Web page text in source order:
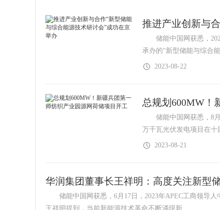
推进产业创新与
储能中国网获悉，2023
承办的“新型储能与综合
2023-08-22
总规划600MW！
储能中国网获悉，8月
万千瓦光伏发电项目在
2023-08-21
华润集团董事长王祥明：高度关注新型
储能中国网获悉，6月17日，2023年APEC工商领导人
王祥明提到，当前新能源技术革命不断涌现新